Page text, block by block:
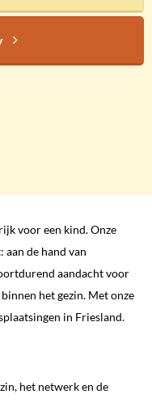
voor een kind. Onze
de hand van
aandacht voor
het gezin. Met onze
in Friesland.
het netwerk en de